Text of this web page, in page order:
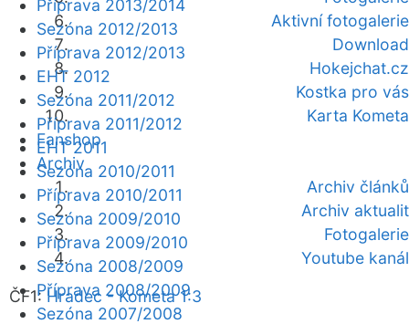
Aktivní fotogalerie
Download
Hokejchat.cz
Kostka pro vás
Karta Kometa
Fanshop
Archiv
Archiv článků
Archiv aktualit
Fotogalerie
Youtube kanál
ČF1:Hradec - Kometa 1:3
Příprava 2013/2014
Sezóna 2012/2013
Příprava 2012/2013
EHT 2012
Sezóna 2011/2012
Příprava 2011/2012
EHT 2011
Sezóna 2010/2011
Příprava 2010/2011
Sezóna 2009/2010
Příprava 2009/2010
Sezóna 2008/2009
Příprava 2008/2009
Sezóna 2007/2008